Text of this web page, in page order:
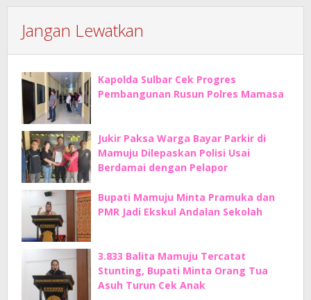
Jangan Lewatkan
Kapolda Sulbar Cek Progres
Pembangunan Rusun Polres Mamasa
Jukir Paksa Warga Bayar Parkir di
Mamuju Dilepaskan Polisi Usai
Berdamai dengan Pelapor
Bupati Mamuju Minta Pramuka dan
PMR Jadi Ekskul Andalan Sekolah
3.833 Balita Mamuju Tercatat
Stunting, Bupati Minta Orang Tua
Asuh Turun Cek Anak